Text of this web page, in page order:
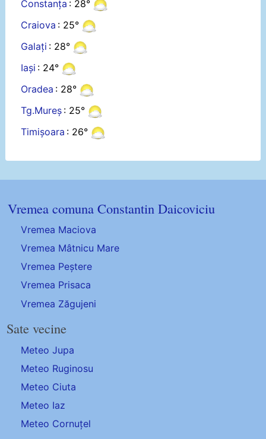
Constanța : 28°
Craiova : 25°
Galați : 28°
Iași : 24°
Oradea : 28°
Tg.Mureș : 25°
Timișoara : 26°
Vremea comuna Constantin Daicoviciu
Vremea Maciova
Vremea Mâtnicu Mare
Vremea Peștere
Vremea Prisaca
Vremea Zăgujeni
Sate vecine
Meteo Jupa
Meteo Ruginosu
Meteo Ciuta
Meteo Iaz
Meteo Cornuțel